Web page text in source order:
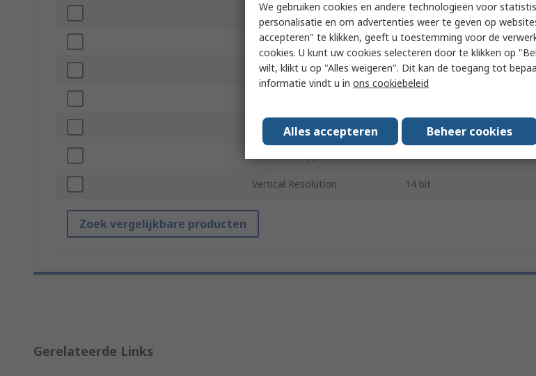
Product Type Oscilloscope
Bandwidth 55MHz
Number of Channels 4
Analog Discovery Pro 3000
Vertical Resolution 14 bit
Zoek vergelijkbare producten
Gerelateerde Links
We gebruiken cookies en andere technologieën voor
personalisatie en om advertenties weer te geven op
accepteren" te klikken, geeft u toestemming voor de
cookies. U kunt uw cookies selecteren door te klikken op
wilt, klikt u op "Alles weigeren". Dit kan de toegang tot
informatie vindt u in ons cookiebeleid
Alles accepteren Beheer cookies